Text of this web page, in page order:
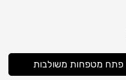
פתח מטפחות משולבות